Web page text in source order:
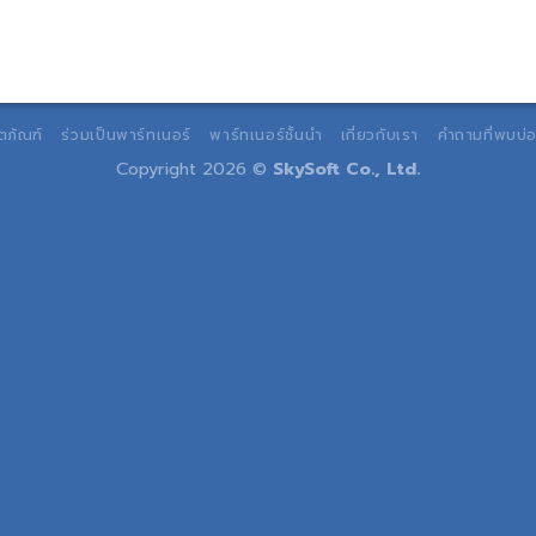
ภัณฑ์ ร่วมเป็นพาร์ทเนอร์ พาร์ทเนอร์ชั้นนำ เกี่ยวกับเรา คำถามที่พบบ่
Copyright 2026 © SkySoft Co., Ltd.